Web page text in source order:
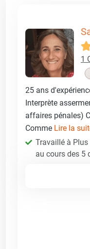
1
25 ans
Interprète
affaires pénales)
Comme Lire la
Travaillé à Plus
au cours des 5